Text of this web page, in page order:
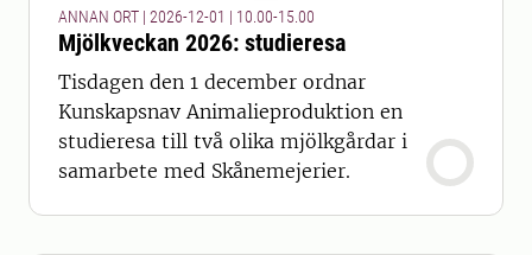
ANNAN ORT | 2026-12-01 | 10.00-15.00
Mjölkveckan 2026: studieresa
Tisdagen den 1 december ordnar
Kunskapsnav Animalieproduktion en
studieresa till två olika mjölkgårdar i
samarbete med Skånemejerier.